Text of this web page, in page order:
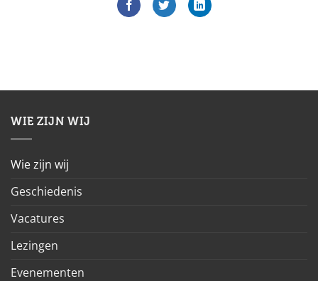
WIE ZIJN WIJ
Wie zijn wij
Geschiedenis
Vacatures
Lezingen
Evenementen